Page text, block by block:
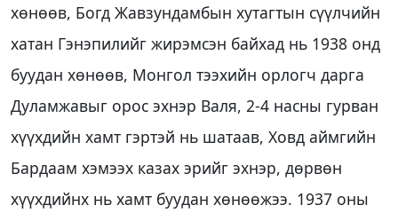
хөнөөв, Богд Жавзундамбын хутагтын сүүлчийн
хатан Гэнэпилийг жирэмсэн байхад нь 1938 онд
буудан хөнөөв, Монгол тээхийн орлогч дарга
Дуламжавыг орос эхнэр Валя, 2-4 насны гурван
хүүхдийн хамт гэртэй нь шатаав, Ховд аймгийн
Бардаам хэмээх казах эрийг эхнэр, дөрвөн
хүүхдийнх нь хамт буудан хөнөөжээ. 1937 оны